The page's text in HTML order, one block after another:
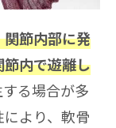
節内部に発
内で遊離し
る場合が多
より、軟骨